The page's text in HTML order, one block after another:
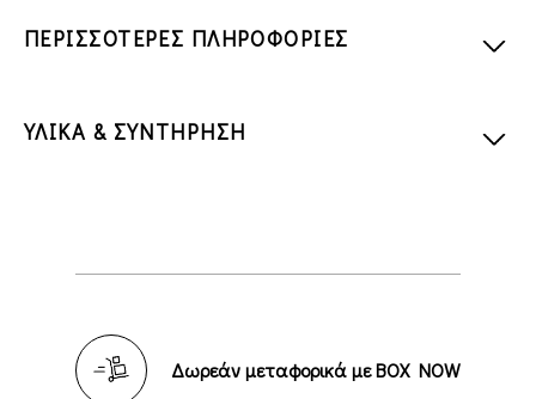
ΠΕΡΙΣΣΟΤΕΡΕΣ ΠΛΗΡΟΦΟΡΙΕΣ
ΥΛΙΚΑ & ΣΥΝΤΗΡΗΣΗ
Δωρεάν μεταφορικά με BOX NOW